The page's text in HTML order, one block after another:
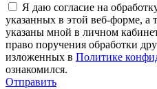
Я даю согласие на
указанных в этой веб-форме, а
указаны мной в личном
право поручения обработки
изложенных в Политике
ознакомился.
Отправить